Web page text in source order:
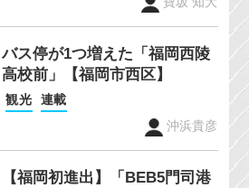
バス停が1つ増えた「福岡西陵
高校前」【福岡市西区】
観光
連載
沖浜貴彦
【福岡初進出】「BEB5門司港